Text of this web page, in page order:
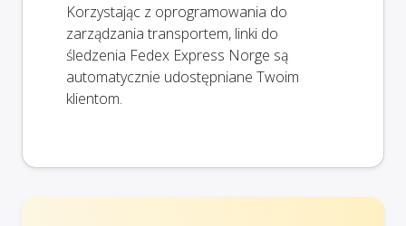
Korzystając z oprogramowania do
zarządzania transportem, linki do
śledzenia Fedex Express Norge są
automatycznie udostępniane Twoim
klientom.